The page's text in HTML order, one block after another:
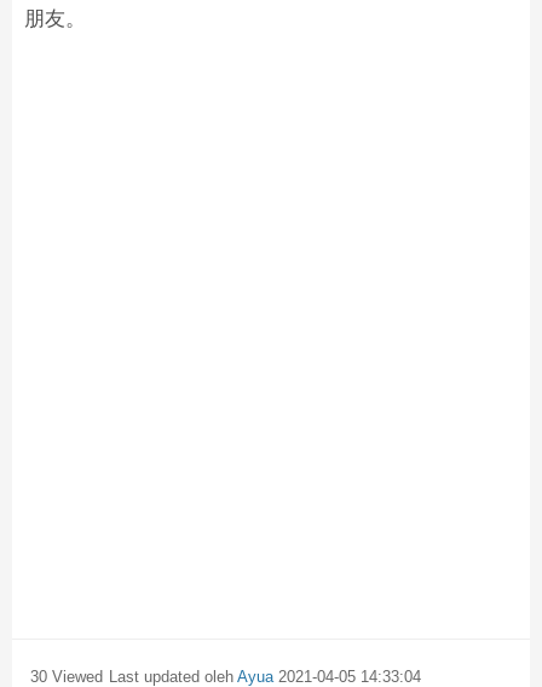
朋友。
30 Viewed Last updated oleh Ayua 2021-04-05 14:33:04